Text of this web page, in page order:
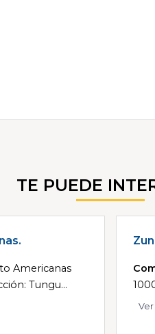
TE PUEDE
Americanas
Tungu...